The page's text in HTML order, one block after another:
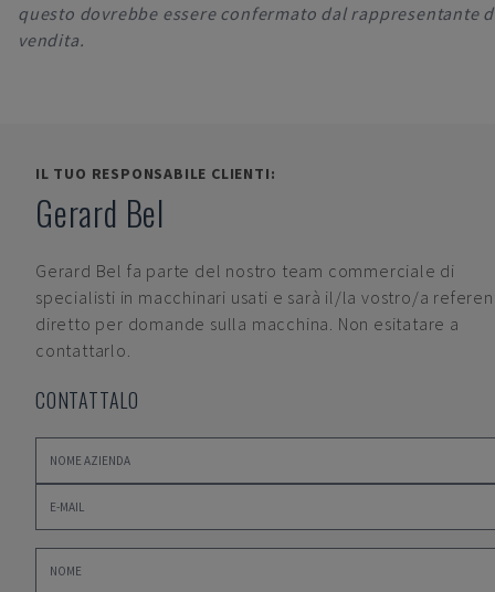
questo dovrebbe essere confermato dal rappresentante
vendita.
IL TUO RESPONSABILE CLIENTI:
Gerard Bel
Gerard Bel fa parte del nostro team commerciale di
specialisti in macchinari usati e sarà il/la vostro/a
diretto per domande sulla macchina. Non esitatare a
contattarlo.
CONTATTALO